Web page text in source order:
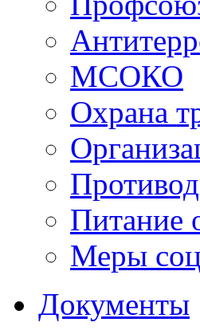
МСОКО
Охрана
Питание
Меры
Документы